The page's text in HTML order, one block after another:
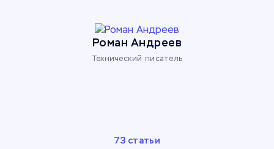
Роман Андреев
Технический писатель
73 статьи